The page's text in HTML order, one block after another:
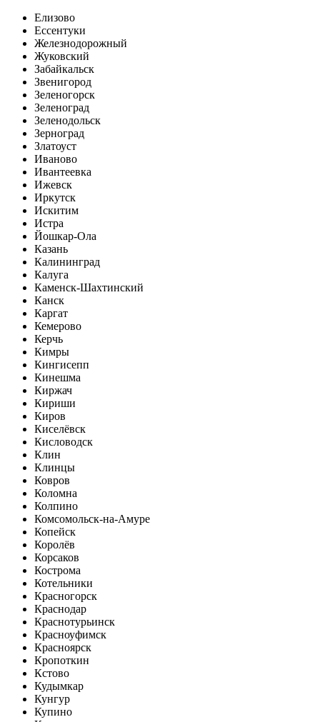
Елизово
Ессентуки
Железнодорожный
Жуковский
Забайкальск
Звенигород
Зеленогорск
Зеленоград
Зеленодольск
Зерноград
Златоуст
Иваново
Ивантеевка
Ижевск
Иркутск
Искитим
Истра
Йошкар-Ола
Казань
Калининград
Калуга
Каменск-Шахтинский
Канск
Каргат
Кемерово
Керчь
Кимры
Кингисепп
Кинешма
Киржач
Кириши
Киров
Киселёвск
Кисловодск
Клин
Клинцы
Ковров
Коломна
Колпино
Комсомольск-на-Амуре
Копейск
Королёв
Корсаков
Кострома
Котельники
Красногорск
Краснодар
Краснотурьинск
Красноуфимск
Красноярск
Кропоткин
Кстово
Кудымкар
Кунгур
Купино